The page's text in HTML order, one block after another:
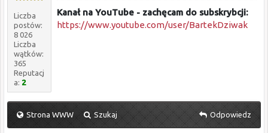
Liczba
postów:
8 026
Liczba
wątków:
365
Reputacj
a: 2
Kanał na YouTube - zachęcam do subskrybcji:
https://www.youtube.com/user/BartekDziwak
Strona WWW Szukaj Odpowiedz